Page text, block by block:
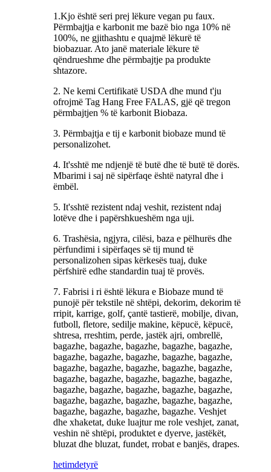
1.Kjo është seri prej lëkure vegan pu faux.
Përmbajtja e karbonit me bazë bio nga 10% në
100%, ne gjithashtu e quajmë lëkurë të
biobazuar. Ato janë materiale lëkure të
qëndrueshme dhe përmbajtje pa produkte
shtazore.
2. Ne kemi Certifikatë USDA dhe mund t'ju
ofrojmë Tag Hang Free FALAS, gjë që tregon
përmbajtjen % të karbonit Biobaza.
3. Përmbajtja e tij e karbonit biobaze mund të
personalizohet.
4. It'sshtë me ndjenjë të butë dhe të butë të dorës.
Mbarimi i saj në sipërfaqe është natyral dhe i
ëmbël.
5. It'sshtë rezistent ndaj veshit, rezistent ndaj
lotëve dhe i papërshkueshëm nga uji.
6. Trashësia, ngjyra, cilësi, baza e pëlhurës dhe
përfundimi i sipërfaqes së tij mund të
personalizohen sipas kërkesës tuaj, duke
përfshirë edhe standardin tuaj të provës.
7. Fabrisi i ri është lëkura e Biobaze mund të
punojë për tekstile në shtëpi, dekorim, dekorim të
rripit, karrige, golf, çantë tastierë, mobilje, divan,
futboll, fletore, sedilje makine, këpucë, këpucë,
shtresa, rreshtim, perde, jastëk ajri, ombrellë,
bagazhe, bagazhe, bagazhe, bagazhe, bagazhe,
bagazhe, bagazhe, bagazhe, bagazhe, bagazhe,
bagazhe, bagazhe, bagazhe, bagazhe, bagazhe,
bagazhe, bagazhe, bagazhe, bagazhe, bagazhe,
bagazhe, bagazhe, bagazhe, bagazhe, bagazhe,
bagazhe, bagazhe, bagazhe, bagazhe, bagazhe,
bagazhe, bagazhe, bagazhe, bagazhe. Veshjet
dhe xhaketat, duke luajtur me role veshjet, zanat,
veshin në shtëpi, produktet e dyerve, jastëkët,
bluzat dhe bluzat, fundet, rrobat e banjës, drapes.
hetimdetyrë